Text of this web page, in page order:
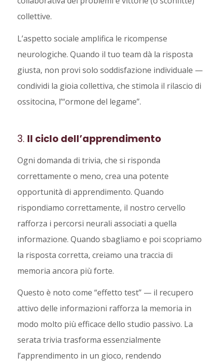
collettive.
L’aspetto sociale amplifica le ricompense
neurologiche. Quando il tuo team dà la risposta
giusta, non provi solo soddisfazione individuale —
condividi la gioia collettiva, che stimola il rilascio di
ossitocina, l’“ormone del legame”.
3. Il ciclo dell’apprendimento
Ogni domanda di trivia, che si risponda
correttamente o meno, crea una potente
opportunità di apprendimento. Quando
rispondiamo correttamente, il nostro cervello
rafforza i percorsi neurali associati a quella
informazione. Quando sbagliamo e poi scopriamo
la risposta corretta, creiamo una traccia di
memoria ancora più forte.
Questo è noto come “effetto test” — il recupero
attivo delle informazioni rafforza la memoria in
modo molto più efficace dello studio passivo. La
serata trivia trasforma essenzialmente
l’apprendimento in un gioco, rendendo